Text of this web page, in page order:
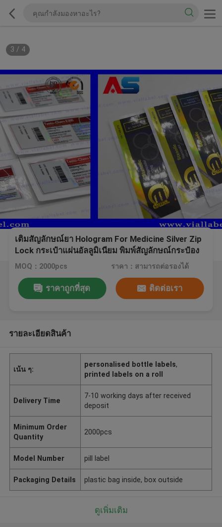
3 / 4
เติมสัญลักษณ์ยา Hologram For Medicine Silver Zip
Lock กระเป๋าแผ่นอัลลูมิเนียม พิมพ์สัญลักษณ์กระป๋อง
แก้ว
MOQ：2000pcs ราคา：สามารถต่อรองได้
ราคาถูกที่สุด ติดต่อเรา
รายละเอียดสินค้า
เน้น ๆ:
personalised bottle labels,
printed labels on a roll
Delivery Time
7-10 working days after received
deposit
Minimum Order
Quantity
2000pcs
Model Number pill label
Packaging Details plastic bag inside, box outside
ดูเพิ่มเติม